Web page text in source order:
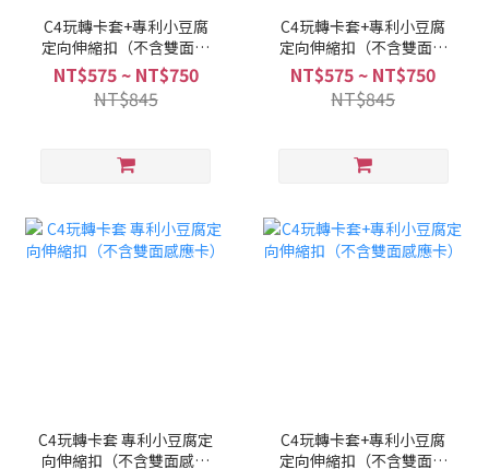
C4玩轉卡套+專利小豆腐
定向伸縮扣（不含雙面感
應卡）
NT$575 ~ NT$750
NT$845
C4玩轉卡套+專利小豆腐
定向伸縮扣（不含雙面感
應卡）
NT$575 ~ NT$750
NT$845
C4玩轉卡套 專利小豆腐定
向伸縮扣（不含雙面感應
C4玩轉卡套+專利小豆腐
定向伸縮扣（不含雙面感